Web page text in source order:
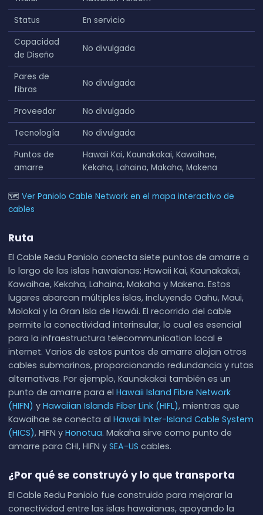
Status
En servicio
Capacidad
de Diseño
No divulgada
Pares de
fibras
No divulgada
Proveedor
No divulgado
Tecnología
No divulgada
Puntos de
amarre
Hawaii Kai, Kaunakakai, Kawaihae,
Kekaha, Lahaina, Makaha, Makena
🗺 Ver Paniolo Cable Network en el mapa interactivo de
cables
Ruta
El Cable Redu Paniolo conecta siete puntos de amarre a
lo largo de las islas hawaianas: Hawaii Kai, Kaunakakai,
Kawaihae, Kekaha, Lahaina, Makaha y Makena. Estos
lugares abarcan múltiples islas, incluyendo Oahu, Maui,
Molokai y la Gran Isla de Hawái. El recorrido del cable
permite la conectividad interinsular, lo cual es esencial
para la infraestructura telecommunication local e
internet. Varios de estos puntos de amarre alojan otros
cables submarinos, proporcionando redundancia y rutas
alternativas. Por ejemplo, Kaunakakai también es un
punto de amarre para el Hawaii Island Fibre Network
(HIFN) y Hawaiian Islands Fiber Link (HIFL), mientras que
Kawaihae se conecta al Hawaii Inter-Island Cable System
(HICS), HIFN y Honotua. Makaha sirve como punto de
amarre para CHI, HIFN y SEA-US cables.
¿Por qué se construyó y lo que transporta
El Cable Redu Paniolo fue construido para mejorar la
conectividad entre las islas hawaianas, apoyando la